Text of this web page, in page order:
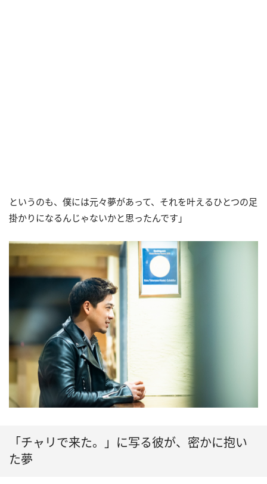
というのも、僕には元々夢があって、それを叶えるひとつの足
掛かりになるんじゃないかと思ったんです」
「チャリで来た。」に写る彼が、密かに抱い
た夢